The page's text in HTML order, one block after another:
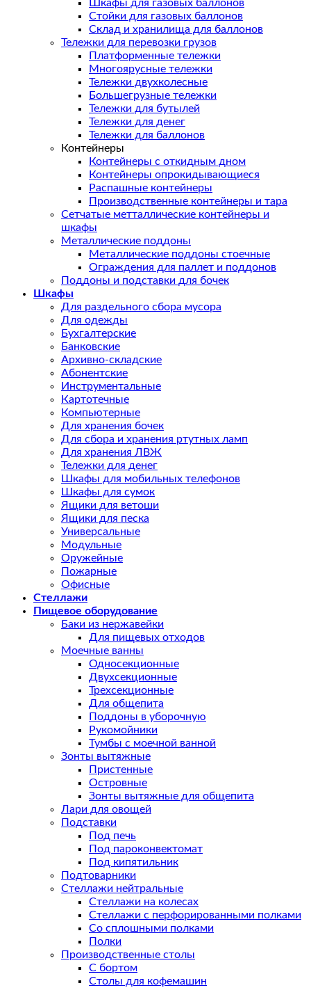
Шкафы для газовых баллонов
Стойки для газовых баллонов
Склад и хранилища для баллонов
Тележки для перевозки грузов
Платформенные тележки
Многоярусные тележки
Тележки двухколесные
Большегрузные тележки
Тележки для бутылей
Тележки для денег
Тележки для баллонов
Контейнеры
Контейнеры с откидным дном
Контейнеры опрокидывающиеся
Распашные контейнеры
Производственные контейнеры и тара
Сетчатые метталлические контейнеры и
шкафы
Металлические поддоны
Металлические поддоны стоечные
Ограждения для паллет и поддонов
Поддоны и подставки для бочек
Шкафы
Для раздельного сбора мусора
Для одежды
Бухгалтерские
Банковские
Архивно-складские
Абонентские
Инструментальные
Картотечные
Компьютерные
Для хранения бочек
Для сбора и хранения ртутных ламп
Для хранения ЛВЖ
Тележки для денег
Шкафы для мобильных телефонов
Шкафы для сумок
Ящики для ветоши
Ящики для песка
Универсальные
Модульные
Оружейные
Пожарные
Офисные
Стеллажи
Пищевое оборудование
Баки из нержавейки
Для пищевых отходов
Моечные ванны
Односекционные
Двухсекционные
Трехсекционные
Для общепита
Поддоны в уборочную
Рукомойники
Тумбы с моечной ванной
Зонты вытяжные
Пристенные
Островные
Зонты вытяжные для общепита
Лари для овощей
Подставки
Под печь
Под пароконвектомат
Под кипятильник
Подтоварники
Стеллажи нейтральные
Стеллажи на колесах
Стеллажи с перфорированными полками
Со сплошными полками
Полки
Производственные столы
С бортом
Столы для кофемашин